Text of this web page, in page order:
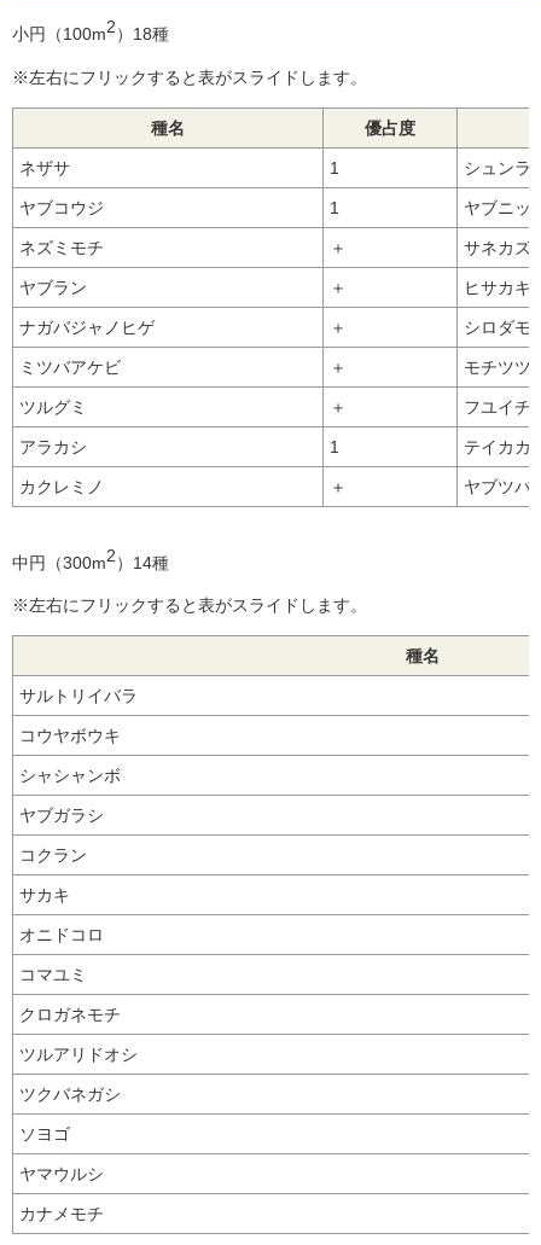
小円（100m2）18種
※左右にフリックすると表がスライドします。
種名 優占度
ネザサ 1 シュンラ
ヤブコウジ 1 ヤブニッ
ネズミモチ ＋ サネカズ
ヤブラン ＋ ヒサカキ
ナガバジャノヒゲ ＋ シロダモ
ミツバアケビ ＋ モチツツ
ツルグミ ＋ フユイチ
アラカシ 1 テイカカ
カクレミノ ＋ ヤブツバ
中円（300m2）14種
※左右にフリックすると表がスライドします。
種名
サルトリイバラ
コウヤボウキ
シャシャンボ
ヤブガラシ
コクラン
サカキ
オニドコロ
コマユミ
クロガネモチ
ツルアリドオシ
ツクバネガシ
ソヨゴ
ヤマウルシ
カナメモチ